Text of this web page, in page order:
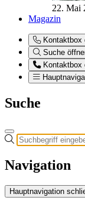
22. Mai
Magazin
Kontaktbox
Suche
Kontaktbox
Suche
Navigation
Hauptnavigation